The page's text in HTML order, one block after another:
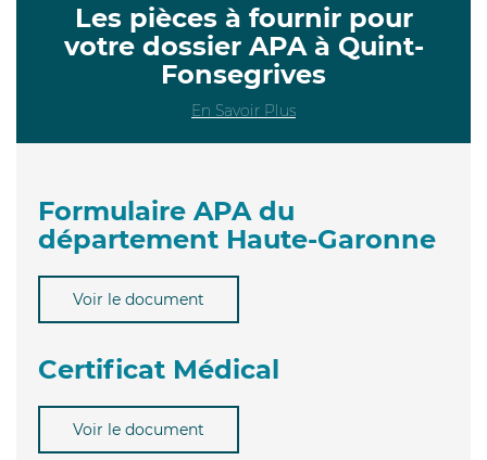
Les pièces à fournir pour
votre dossier APA à Quint-
Fonsegrives
En Savoir Plus
Formulaire APA du
département Haute-Garonne
Voir le document
Certificat Médical
Voir le document